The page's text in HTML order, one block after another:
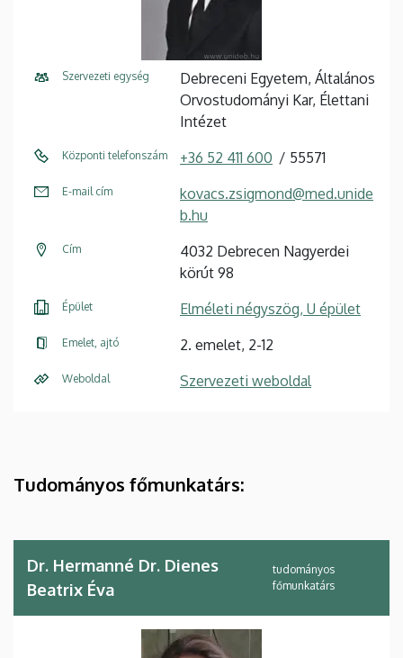
Szervezeti egység
Debreceni Egyetem, Általános
Orvostudományi Kar, Élettani
Intézet
Központi telefonszám +36 52 411 600 55571
E-mail cím
kovacs.zsigmond@med.unide
b.hu
Cím
4032 Debrecen Nagyerdei
körút 98
Épület Elméleti négyszög, U épület
Emelet, ajtó 2. emelet, 2-12
Weboldal Szervezeti weboldal
Tudományos főmunkatárs:
Dr. Hermanné Dr. Dienes
Beatrix Éva
tudományos
főmunkatárs